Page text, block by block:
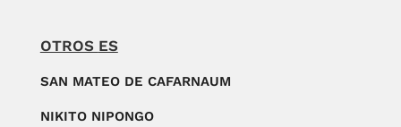
OTROS ES
SAN MATEO DE CAFARNAUM
NIKITO NIPONGO